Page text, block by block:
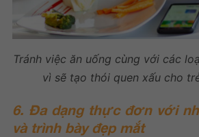
Tránh việc ăn uống cùng với các
vì sẽ tạo thói quen xấu cho
6. Đa dạng thực đơn với
và trình bày đẹp mắt